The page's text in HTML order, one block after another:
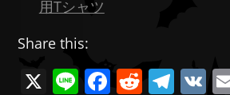
用Tシャツ
Share this:
X Li F R T V